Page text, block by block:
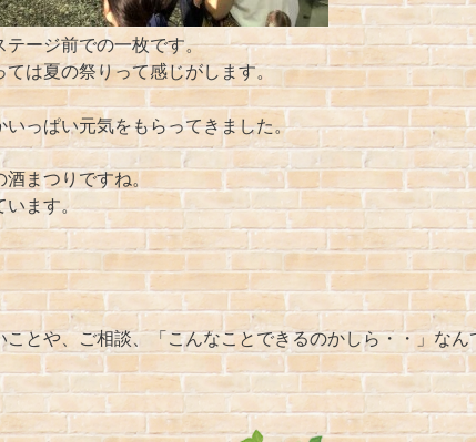
一枚です。
感じがします。
っぱい元気をもらってきました。
まつりですね。
います。
とや、ご相談、「こんなことできるのかしら・・」なん